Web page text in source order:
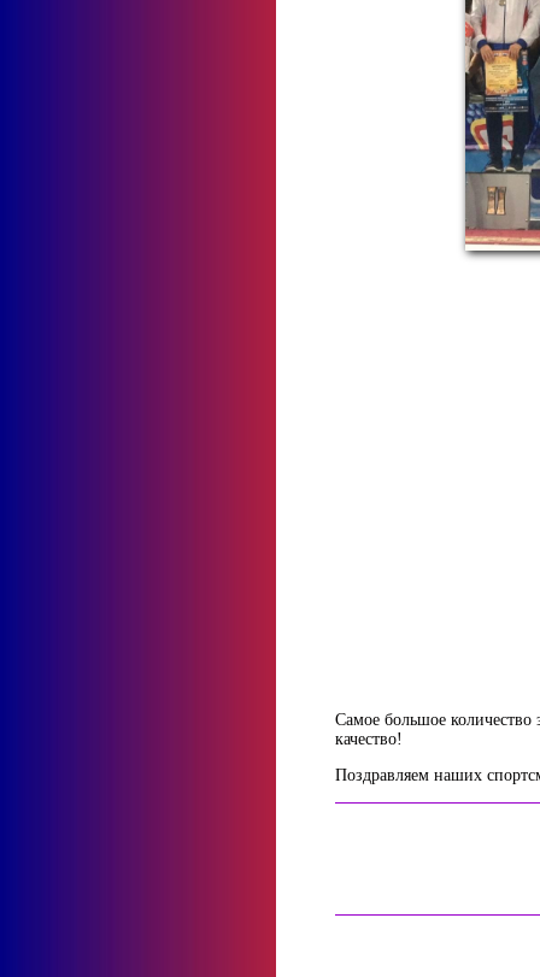
Самое большое количество
качество!
Поздравляем наших